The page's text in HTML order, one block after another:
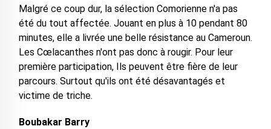
Malgré ce coup dur, la sélection Comorienne n'a pas
été du tout affectée. Jouant en plus à 10 pendant 80
minutes, elle a livrée une belle résistance au Cameroun.
Les Cœlacanthes n'ont pas donc à rougir. Pour leur
première participation, Ils peuvent être fière de leur
parcours. Surtout qu'ils ont été désavantagés et
victime de triche.
Boubakar Barry